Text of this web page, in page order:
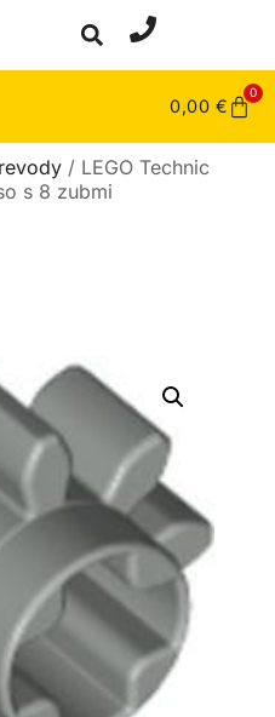
0,00 €
0
/ LEGO Technic
s 8 zubmi